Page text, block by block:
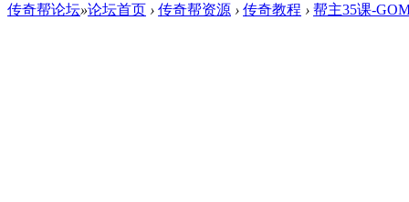
传奇帮论坛»论坛首页 › 传奇帮资源 › 传奇教程 › 帮主35课-